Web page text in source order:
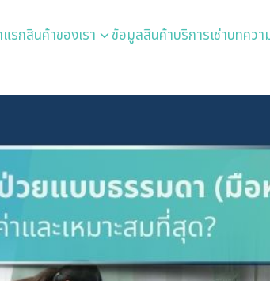
รกสินค้าของเรา ข้อมูลสินค้าบริการเช่าบทควา